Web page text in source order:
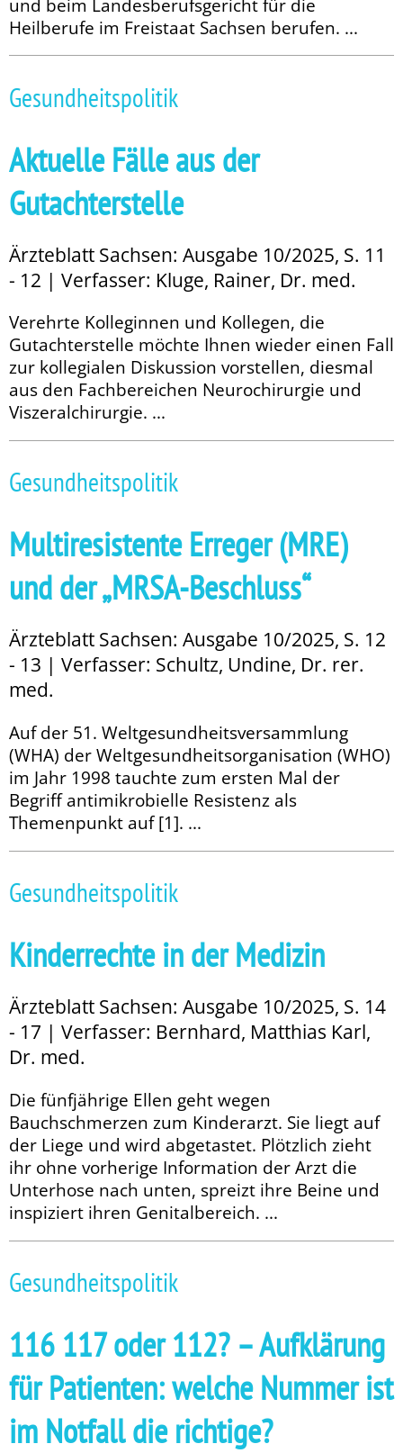
und beim Landesberufsgericht für die
Heilberufe im Freistaat Sachsen berufen. ...
Gesundheitspolitik
Aktuelle Fälle aus der
Gutachterstelle
Ärzteblatt Sachsen: Ausgabe 10/2025, S. 11
- 12 | Verfasser: Kluge, Rainer, Dr. med.
Verehrte Kolleginnen und Kollegen, die
Gutachterstelle möchte Ihnen wieder einen Fall
zur kollegialen Diskussion vorstellen, diesmal
aus den Fachbereichen Neurochirurgie und
Viszeralchi­rurgie. ...
Gesundheitspolitik
Multiresistente Erreger (MRE)
und der „MRSA-Beschluss“
Ärzteblatt Sachsen: Ausgabe 10/2025, S. 12
- 13 | Verfasser: Schultz, Undine, Dr. rer.
med.
Auf der 51. Weltgesundheitsversammlung
(WHA) der Weltgesundheitsorganisation (WHO)
im Jahr 1998 tauchte zum ersten Mal der
Begriff antimikrobielle Resistenz als
Themenpunkt auf [1]. ...
Gesundheitspolitik
Kinderrechte in der Medizin
Ärzteblatt Sachsen: Ausgabe 10/2025, S. 14
- 17 | Verfasser: Bernhard, Matthias Karl,
Dr. med.
Die fünfjährige Ellen geht wegen
Bauchschmerzen zum Kinderarzt. Sie liegt auf
der Liege und wird abgetastet. Plötzlich zieht
ihr ohne vorherige Information der Arzt die
Unterhose nach unten, spreizt ihre Beine und
inspiziert ihren Genitalbereich. ...
Gesundheitspolitik
116 117 oder 112? – Aufklärung
für Patienten: welche Nummer ist
im Notfall die richtige?